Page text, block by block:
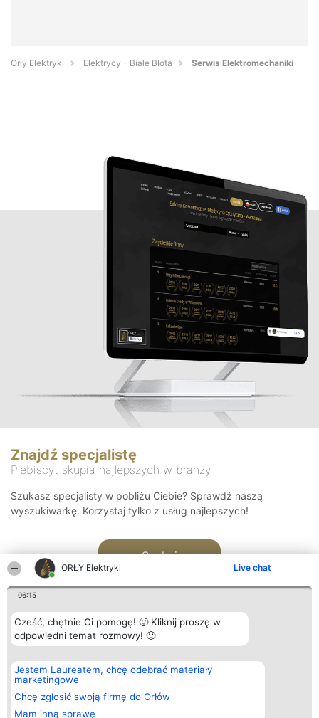
ORŁY Elektryki Live chat
06:15
Cześć, chętnie Ci pomogę! 🙂 Kliknij proszę w
odpowiedni temat rozmowy! 🙂
Jestem Laureatem, chcę odebrać materiały
marketingowe
Chcę zgłosić swoją firmę do Orłów
Mam inną sprawę
Orły Elektryki Elektrycy - Białe Błota Serwis Elektromechaniki
Znajdź specjalistę
Plebiscyt skupia najlepszych w branży
Szukasz specjalisty w pobliżu Ciebie? Sprawdź naszą
wyszukiwarkę. Korzystaj tylko z usług najlepszych!
Szukaj
Organizator plebiscytu
Bright Side Solutions sp. z o.
o. sp. k.
ul. Ruska 22
Wrocław 50-079
KRS 0000749100 | Regon
Plebiscyt
Laureaci
wszystkich
Laureatów
Kontakt
Kontakt